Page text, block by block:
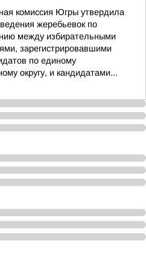
комиссия Югры утвердила
жеребьевок по
между избирательными
зарегистрировавшими
по единому
округу, и кандидатами...